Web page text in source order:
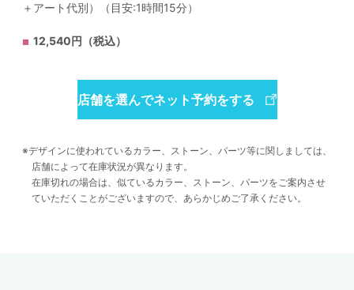
＋アート代別）（目安:1時間15分）
12,540円（税込）
店舗を選んでネット予約をする
デザインに使われているカラー、ストーン、パーツ等に関しましては、
店舗によって在庫状況が異なります。
在庫切れの場合は、似ているカラー、ストーン、パーツをご案内させ
ていただくことがございますので、あらかじめご了承ください。